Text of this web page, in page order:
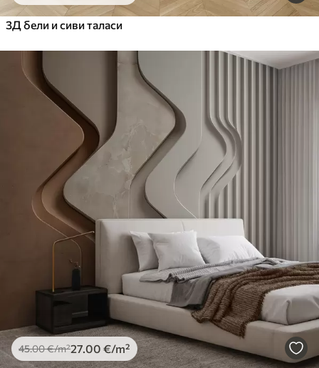
3Д бели и сиви таласи
45.00€/m²27 .00 €/m²